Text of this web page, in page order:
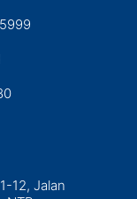
12, Jalan